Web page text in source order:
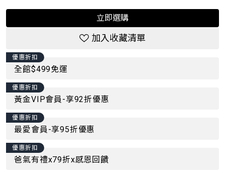
立即選購
加入收藏清單
優惠折扣
全館$499免運
優惠折扣
黃金VIP會員-享92折優惠
優惠折扣
最愛會員-享95折優惠
優惠折扣
爸氣有禮x79折x感恩回饋